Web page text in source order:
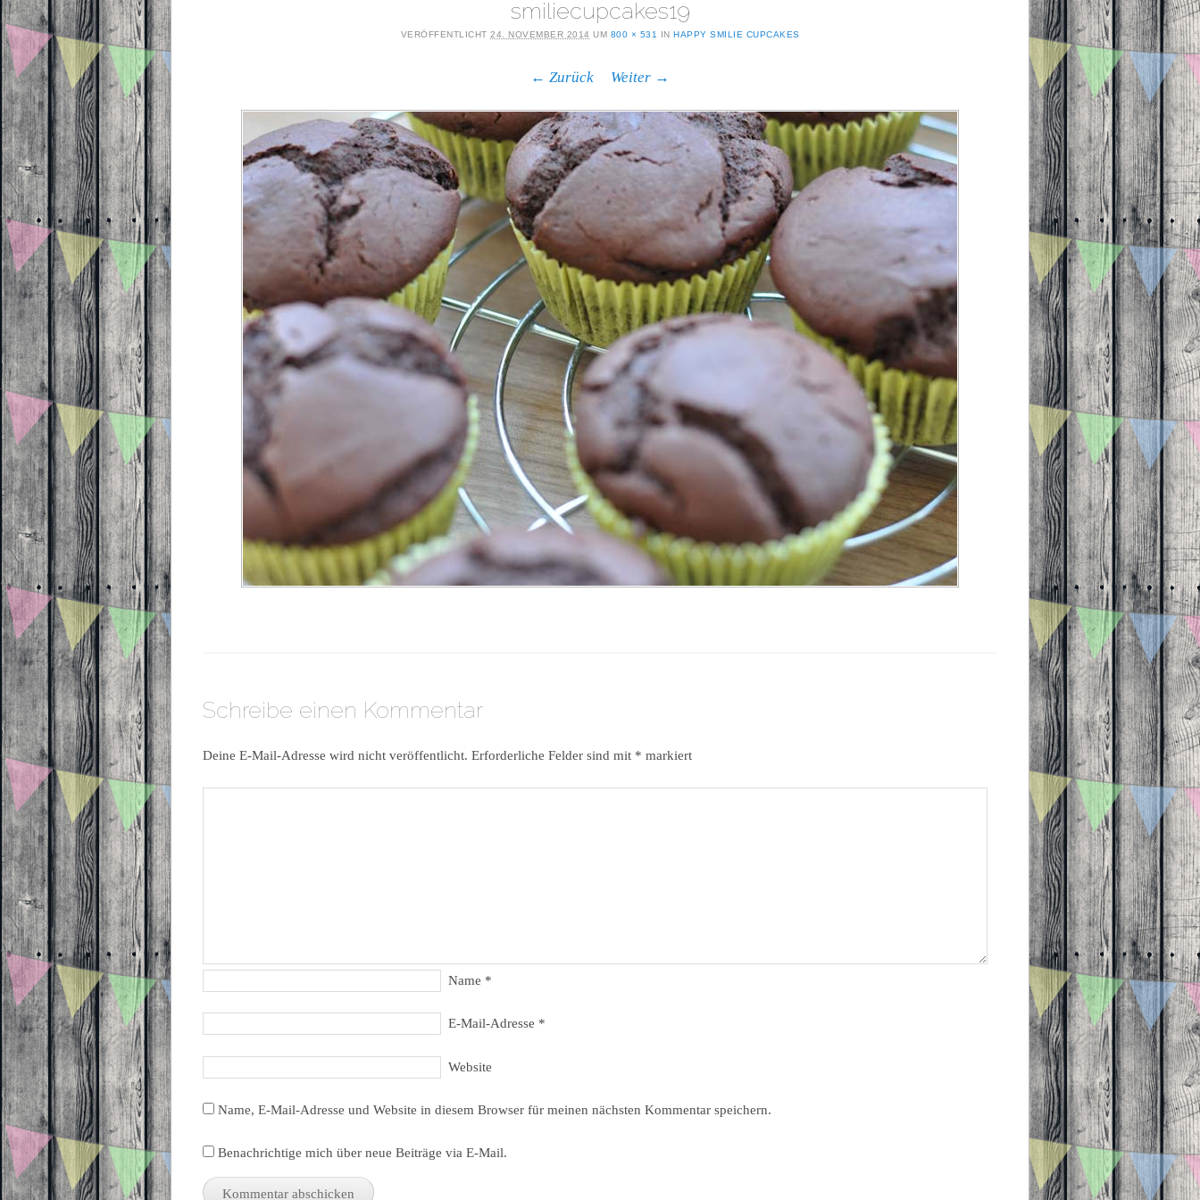
smiliecupcakes19
VERÖFFENTLICHT 24. NOVEMBER 2014 UM 800 × 531 IN HAPPY SMILIE CUPCAKES
← Zurück Weiter →
Schreibe einen Kommentar
Deine E-Mail-Adresse wird nicht veröffentlicht. Erforderliche Felder sind mit * markiert
Name *
E-Mail-Adresse *
Website
Name, E-Mail-Adresse und Website in diesem Browser für meinen nächsten Kommentar speichern.
Benachrichtige mich über neue Beiträge via E-Mail.